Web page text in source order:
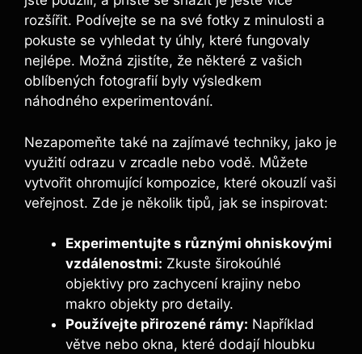
rozšířit. Podívejte se na své fotky z minulosti a
pokuste se vyhledat ty úhly, které fungovaly
nejlépe. Možná zjistíte, že některé z vašich
oblíbených fotografií byly výsledkem
náhodného experimentování.
Nezapomeňte také na zajímavé techniky, jako je
využití odrazu v zrcadle nebo vodě. Můžete
vytvořit ohromující kompozice, které okouzlí vaši
veřejnost. Zde je několik tipů, jak se inspirovat:
Experimentujte s různými ohniskovými
vzdálenostmi: Zkuste širokoúhlé
objektivy pro zachycení krajiny nebo
makro objekty pro detaily.
Používejte přirozené rámy: Například
větve nebo okna, které dodají hloubku